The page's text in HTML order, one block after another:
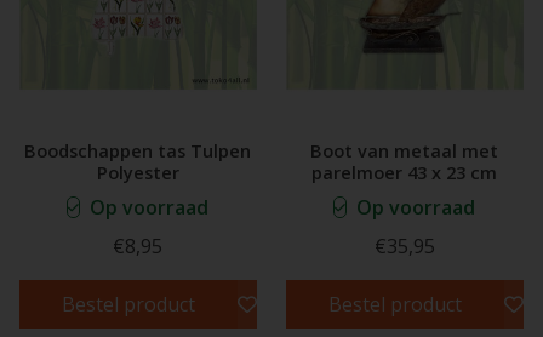
Boodschappen tas Tulpen
Polyester
Op voorraad
€8,95
Bestel product
Boot van metaal met
parelmoer 43 x 23 cm
Op voorraad
€35,95
Bestel product